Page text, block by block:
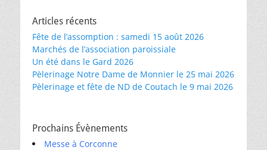
Articles récents
Fête de l’assomption : samedi 15 août 2026
Marchés de l’association paroissiale
Un été dans le Gard 2026
Pèlerinage Notre Dame de Monnier le 25 mai 2026
Pèlerinage et fête de ND de Coutach le 9 mai 2026
Prochains Évènements
Messe à Corconne